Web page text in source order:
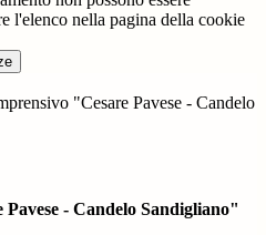
l'elenco nella pagina della cookie
"Cesare Pavese - Candelo
- Candelo Sandigliano"